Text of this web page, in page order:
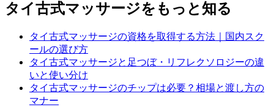
タイ古式マッサージをもっと知る
タイ古式マッサージの資格を取得する方法｜国内スク
ールの選び方
タイ古式マッサージと足つぼ・リフレクソロジーの違
いと使い分け
タイ古式マッサージのチップは必要？相場と渡し方の
マナー